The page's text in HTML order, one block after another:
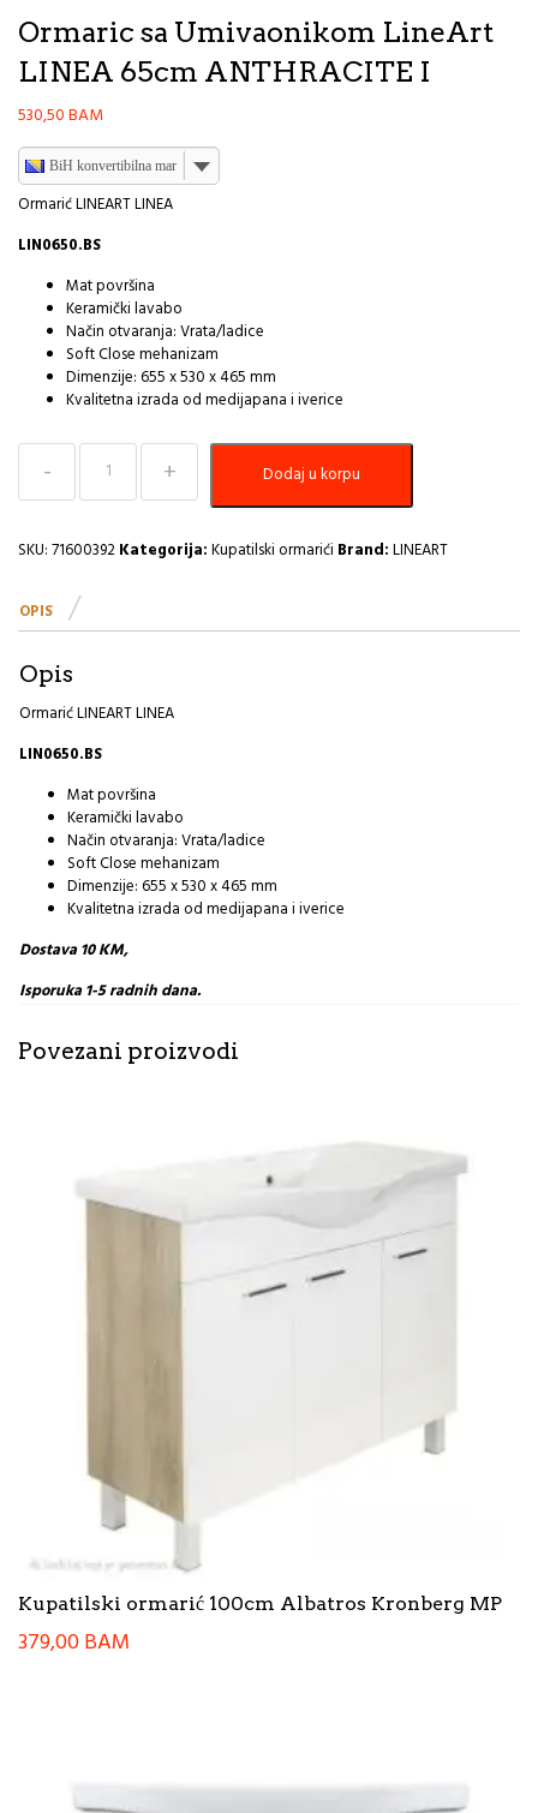
Ormaric sa Umivaonikom LineArt
LINEA 65cm ANTHRACITE I
530,50BAM
BiH konvertibilna marka
Ormarić LINEART LINEA
LIN0650.BS
Mat površina
Keramički lavabo
Način otvaranja: Vrata/ladice
Soft Close mehanizam
Dimenzije: 655 x 530 x 465 mm
Kvalitetna izrada od medijapana i iverice
Ormaric
Umivaonikom
LINEA
ANTHRACITE
količina
Dodaj u korpu
SKU:71600392Kategorija:Kupatilski ormarići Brand:LINEART
OPIS
Opis
Ormarić LINEART LINEA
LIN0650.BS
Mat površina
Keramički lavabo
Način otvaranja: Vrata/ladice
Soft Close mehanizam
Dimenzije: 655 x 530 x 465 mm
Kvalitetna izrada od medijapana i iverice
Dostava 10 KM,
Isporuka 1-5 radnih dana.
Povezani proizvodi
Kupatilski ormarić 100cm Albatros Kronberg MP
379,00BAM